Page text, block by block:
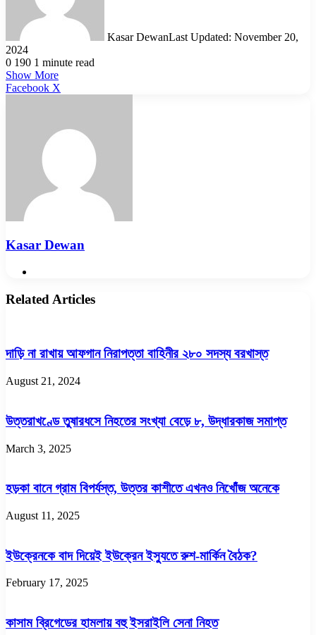
Kasar DewanLast Updated: November 20,
2024
0 190 1 minute read
Show More
Facebook X
Kasar Dewan
Related Articles
দাড়ি না রাখায় আফগান নিরাপত্তা বাহিনীর ২৮০ সদস্য বরখাস্ত
August 21, 2024
উত্তরাখণ্ডে তুষারধসে নিহতের সংখ্যা বেড়ে ৮, উদ্ধারকাজ সমাপ্ত
March 3, 2025
হড়কা বানে গ্রাম বিপর্যস্ত, উত্তর কাশীতে এখনও নিখোঁজ অনেকে
August 11, 2025
ইউক্রেনকে বাদ দিয়েই ইউক্রেন ইস্যুতে রুশ-মার্কিন বৈঠক?
February 17, 2025
কাসাম ব্রিগেডের হামলায় বহু ইসরাইলি সেনা নিহত